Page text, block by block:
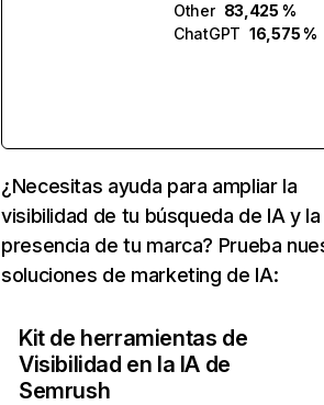
Other 83,425 %
ChatGPT 16,575 %
¿Necesitas ayuda para ampliar la
visibilidad de tu búsqueda de IA y la
presencia de tu marca? Prueba
soluciones de marketing de IA:
Kit de herramientas de
Visibilidad en la IA de
Semrush